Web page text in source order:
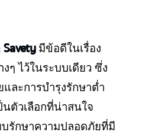
Savetyมีข้อดีในเรื่อง
ๆ ไว้ในระบบเดียว ซึ่ง
ละการบำรุงรักษาต่ำ
ตัวเลือกที่น่าสนใจ
รักษาความปลอดภัยที่มี